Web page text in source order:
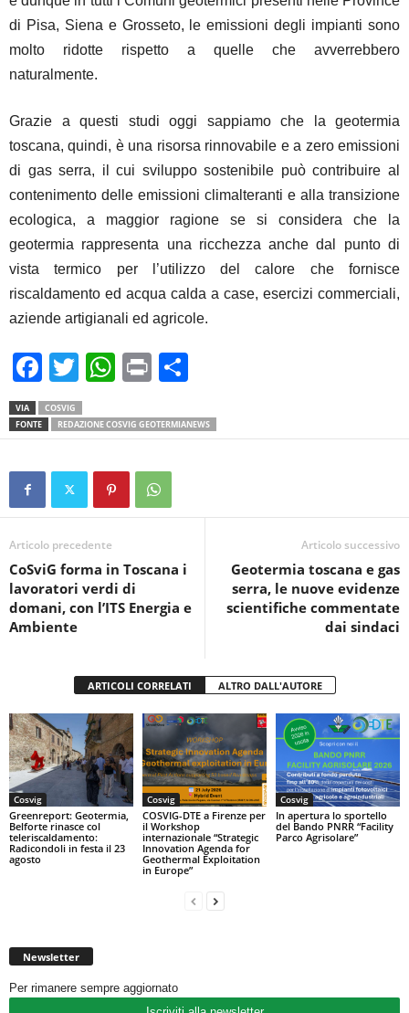
di Pisa, Siena e Grosseto, le emissioni degli impianti sono
molto ridotte rispetto a quelle che avverrebbero
naturalmente.
Grazie a questi studi oggi sappiamo che la geotermia
toscana, quindi, è una risorsa rinnovabile e a zero emissioni
di gas serra, il cui sviluppo sostenibile può contribuire al
contenimento delle emissioni climalteranti e alla transizione
ecologica, a maggior ragione se si considera che la
geotermia rappresenta una ricchezza anche dal punto di
vista termico per l’utilizzo del calore che fornisce
riscaldamento ed acqua calda a case, esercizi commerciali,
aziende artigianali ed agricole.
F
a
c
b
o
o
k
T
wi
tt
W
at
A
p
Pr
t
n
di
VIA
COSVIG
FONTE
REDAZIONE COSVIG GEOTERMIANEWS
Articolo precedente
CoSviG forma in Toscana i
lavoratori verdi di
domani, con l’ITS Energia e
Ambiente
Articolo successivo
Geotermia toscana e gas
serra, le nuove evidenze
scientifiche commentate
dai sindaci
ARTICOLI CORRELATI ALTRO DALL'AUTORE
Cosvig
Greenreport: Geotermia,
Belforte rinasce col
teleriscaldamento:
Radicondoli in festa il 23
agosto
Cosvig
COSVIG-DTE a Firenze per
il Workshop
internazionale “Strategic
Innovation Agenda for
Geothermal Exploitation
in Europe”
Cosvig
In apertura lo sportello
del Bando PNRR “Facility
Parco Agrisolare”
Newsletter
Per rimanere sempre aggiornato